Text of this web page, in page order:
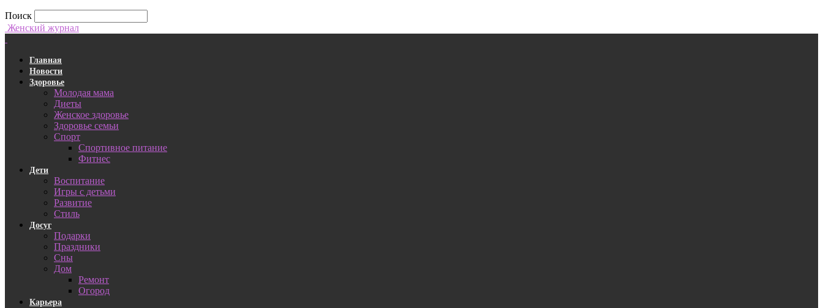
Поиск
Женский журнал
Главная
Новости
Здоровье
Молодая мама
Диеты
Женское здоровье
Здоровье семьи
Спорт
Спортивное питание
Фитнес
Дети
Воспитание
Игры с детьми
Развитие
Стиль
Досуг
Подарки
Праздники
Сны
Дом
Ремонт
Огород
Карьера